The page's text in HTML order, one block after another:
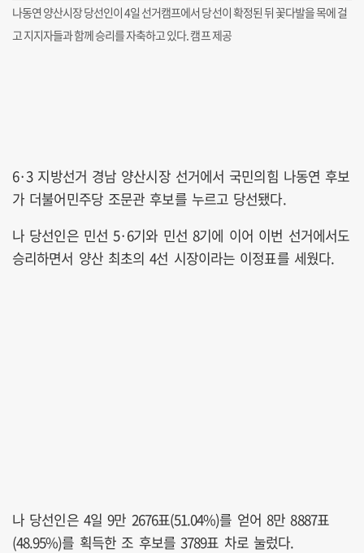
나동연 양산시장 당선인이 4일 선거캠프에서 당선이 확정된 뒤 꽃다발을 목에 걸
고 지지자들과 함께 승리를 자축하고 있다. 캠프 제공
6·3 지방선거 경남 양산시장 선거에서 국민의힘 나동연 후보
가 더불어민주당 조문관 후보를 누르고 당선됐다.
나 당선인은 민선 5·6기와 민선 8기에 이어 이번 선거에서도
승리하면서 양산 최초의 4선 시장이라는 이정표를 세웠다.
나 당선인은 4일 9만 2676표(51.04%)를 얻어 8만 8887표
(48.95%)를 획득한 조 후보를 3789표 차로 눌렀다.